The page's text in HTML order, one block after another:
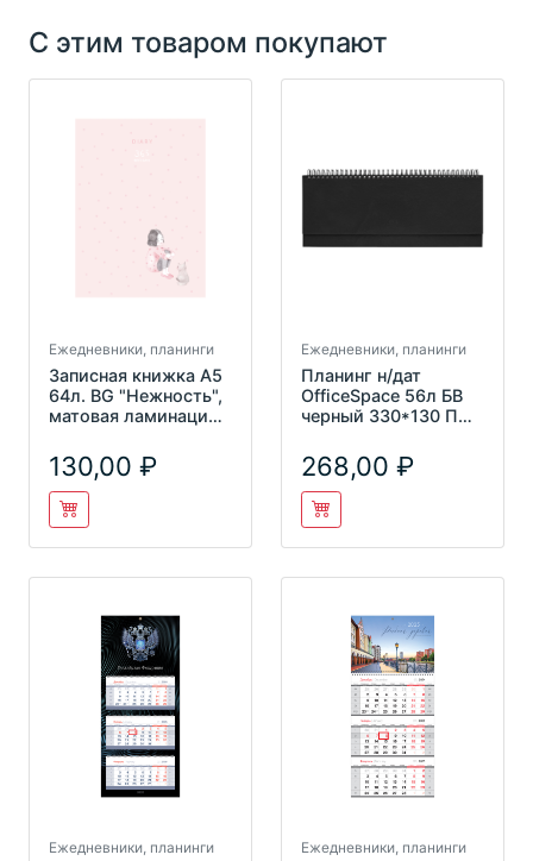
С этим товаром покупают
Ежедневники, планинги
Записная книжка А5
64л. BG "Нежность",
матовая ламинация,
130,00
Ежедневники, планинги
Планинг н/дат
OfficeSpace 56л БВ
черный 330*130 ПН-
268,00
Ежедневники, планинги Ежедневники, планинги